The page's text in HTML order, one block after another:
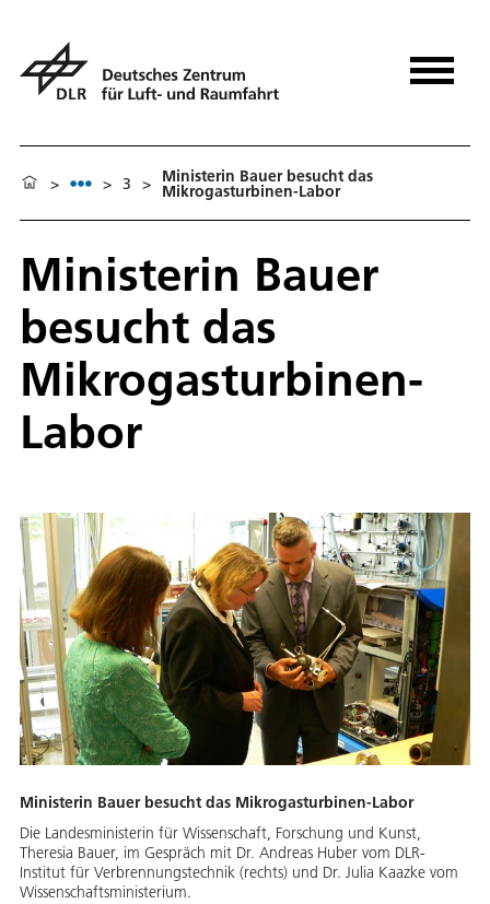
> > 3 > Ministerin Bauer besucht das
Mikrogasturbinen-Labor
Ministerin Bauer
besucht das
Mikrogasturbinen-
Labor
Ministerin Bauer besucht das Mikrogasturbinen-Labor
Die Landesministerin für Wissenschaft, Forschung und Kunst,
Theresia Bauer, im Gespräch mit Dr. Andreas Huber vom DLR-
Institut für Verbrennungstechnik (rechts) und Dr. Julia Kaazke vom
Wissenschaftsministerium.